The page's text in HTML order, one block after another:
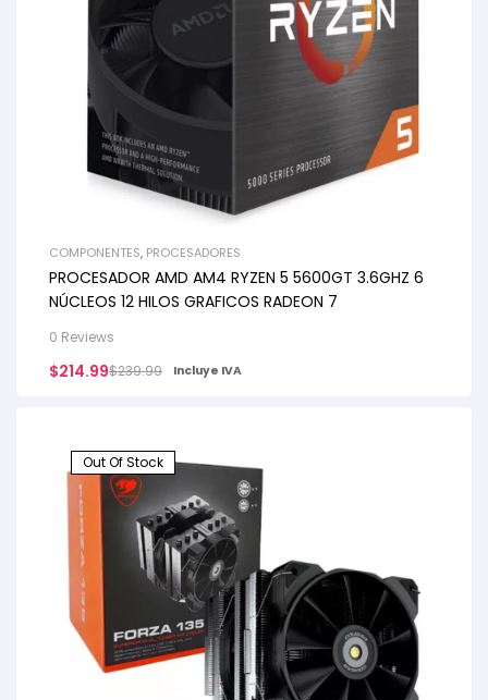
COMPONENTES, PROCESADORES
PROCESADOR AMD AM4 RYZEN 5 5600GT 3.6GHZ 6
NÚCLEOS 12 HILOS GRAFICOS RADEON 7
0 Reviews
$239.99
$214.99 Incluye IVA
Out Of Stock